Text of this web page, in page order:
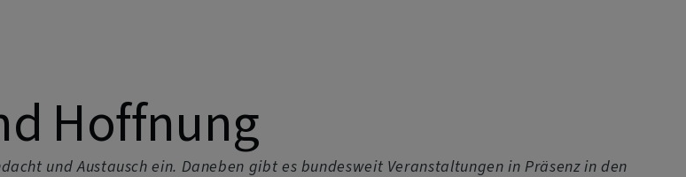
Hoffnung
und Austausch ein. Daneben gibt es bundesweit Veranstaltungen in Präsenz in den